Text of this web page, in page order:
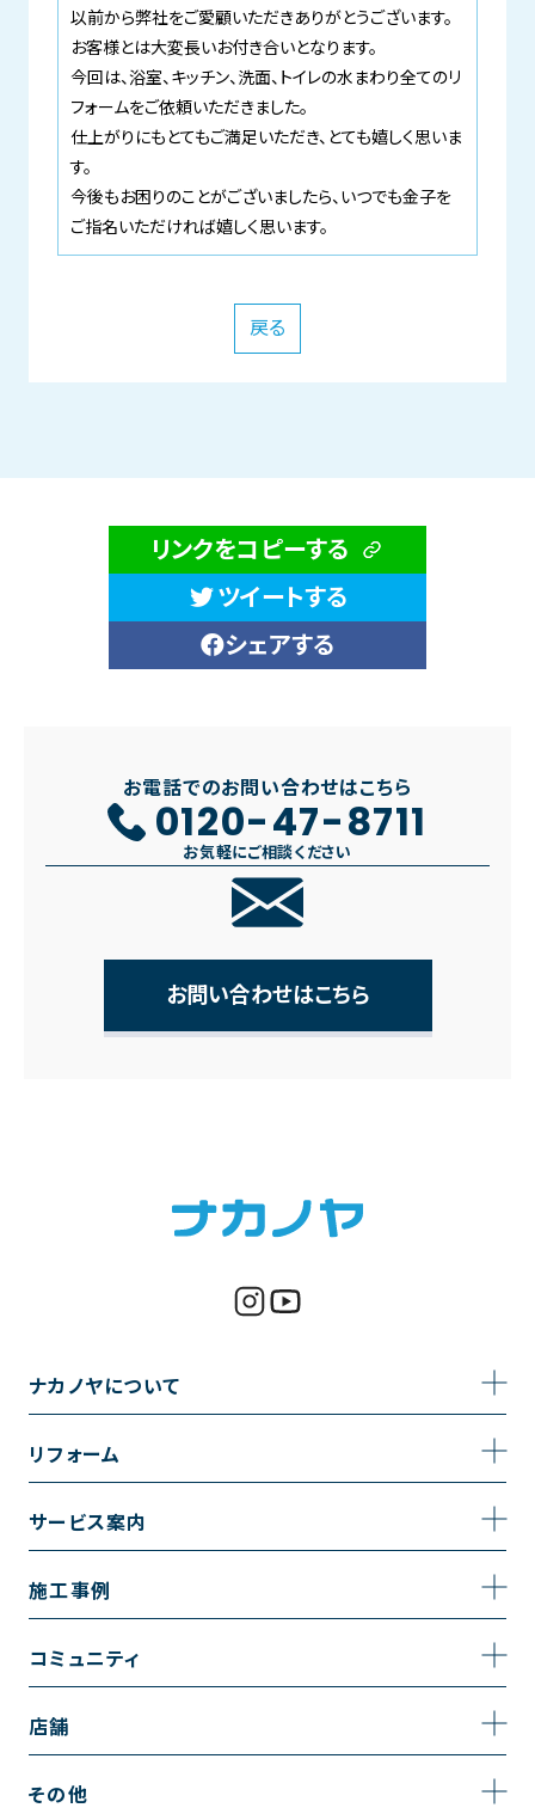
以前から弊社をご愛顧いただきありがとうございます。
お客様とは大変長いお付き合いとなります。
今回は、浴室、キッチン、洗面、トイレの水まわり全てのリ
フォームをご依頼いただきました。
仕上がりにもとてもご満足いただき、とても嬉しく思いま
す。
今後もお困りのことがございましたら、いつでも金子を
ご指名いただければ嬉しく思います。
戻る
リンクをコピーする
ツイートする
シェアする
お電話でのお問い合わせはこちら
0120-47-8711
お気軽にご相談ください
お問い合わせはこちら
ナカノヤについて
採用情報
リフォーム
トイレのリフォーム
キッチンのリフォーム
リノベーション
内装のリフォーム
サービス案内
サービスの流れ
施工事例
施工事例一覧
お風呂の施工事例
コミュニティ
コミュニティ
店舗
越谷店
その他